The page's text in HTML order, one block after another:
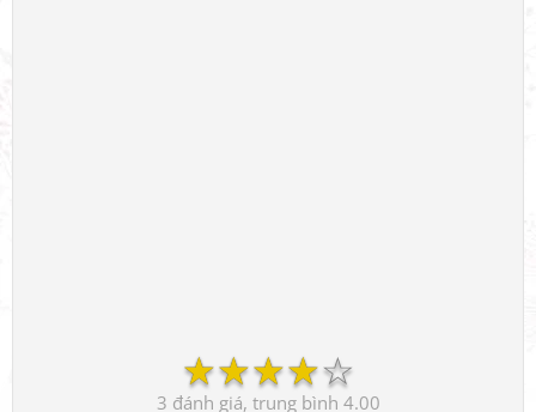
☆
☆
☆
☆
☆
3 4.00